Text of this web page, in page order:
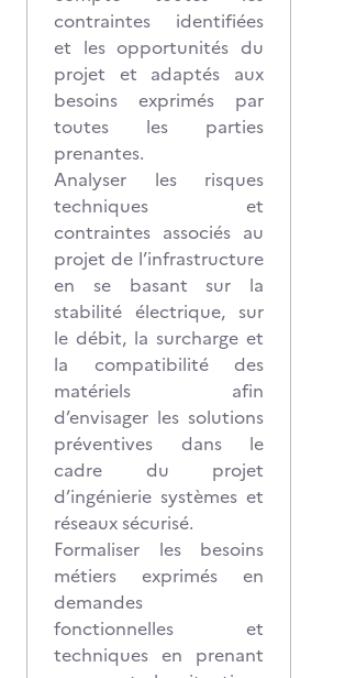
contraintes identifiées
et les opportunités du
projet et adaptés aux
besoins exprimés par
toutes les parties
prenantes.
Analyser les risques
techniques et
contraintes associés au
projet de l’infrastructure
en se basant sur la
stabilité électrique, sur
le débit, la surcharge et
la compatibilité des
matériels afin
d’envisager les solutions
préventives dans le
cadre du projet
d’ingénierie systèmes et
réseaux sécurisé.
Formaliser les besoins
métiers exprimés en
demandes
fonctionnelles et
techniques en prenant